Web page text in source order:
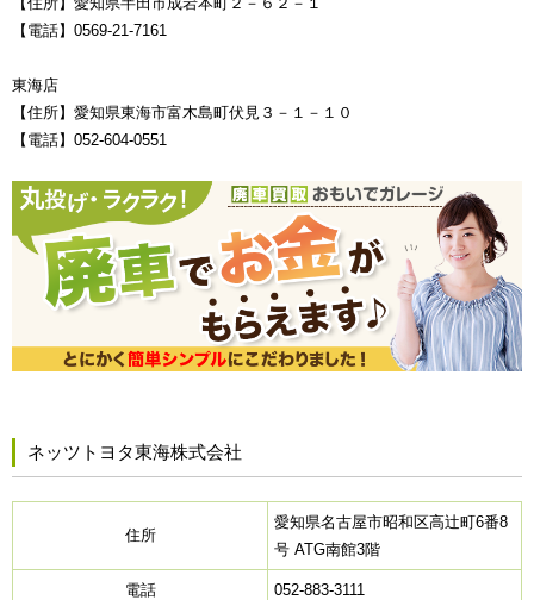
【電話】0569-21-7161
東海店
【住所】愛知県東海市富木島町伏見３－１－１０
【電話】052-604-0551
ネッツトヨタ東海株式会社
住所
愛知県名古屋市昭和区高辻町6番8
号 ATG南館3階
電話 052-883-3111